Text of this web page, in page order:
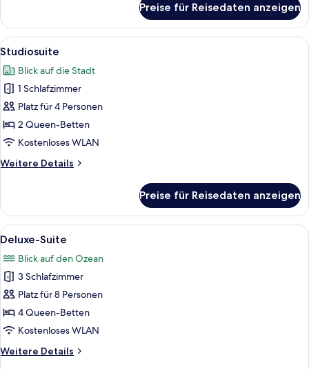
Suite,
2 Schlafzimmer
Preise für Reisedaten anzeigen
Alle
Fotos
für
Studiosuite
anzeigen
Ein Hotelzimmer mit zwei Betten,
2
Studiosuite
Blick auf die Stadt
1 Schlafzimmer
Platz für 4 Personen
2 Queen-Betten
Kostenloses WLAN
Weitere Details
Weitere
Preise für Reisedaten anzeigen
Alle
Fotos
für
Deluxe-
Suite
anzeigen
Ein Schlafzimmer mit einem Bett,
7
Deluxe-Suite
Blick auf den Ozean
3 Schlafzimmer
Platz für 8 Personen
4 Queen-Betten
Kostenloses WLAN
Weitere Details
Weitere